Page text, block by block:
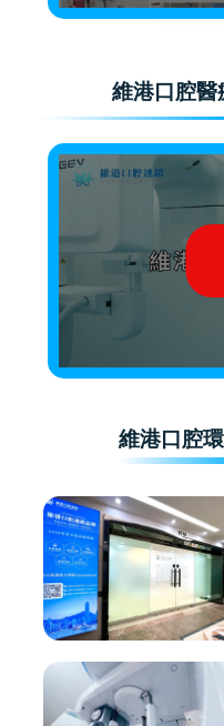
維港口腔醫
維港口腔